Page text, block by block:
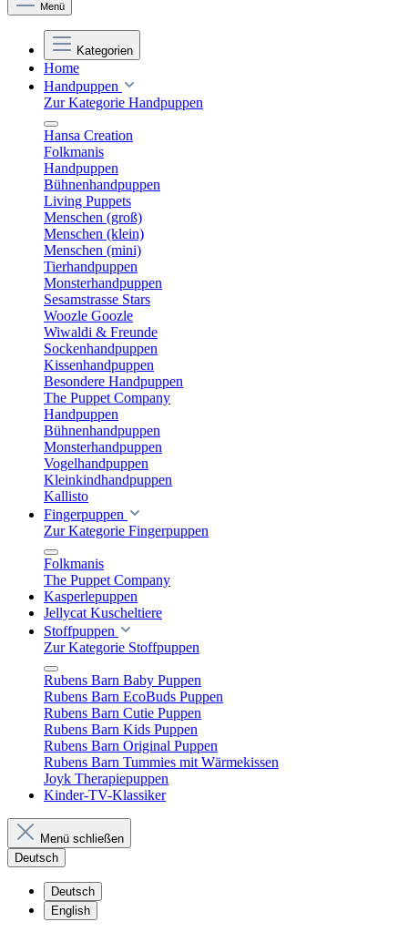
Menü
Kategorien
Home
Handpuppen
Zur Kategorie Handpuppen
Hansa Creation
Folkmanis
Handpuppen
Bühnenhandpuppen
Living Puppets
Menschen (groß)
Menschen (klein)
Menschen (mini)
Tierhandpuppen
Monsterhandpuppen
Sesamstrasse Stars
Woozle Goozle
Wiwaldi & Freunde
Sockenhandpuppen
Kissenhandpuppen
Besondere Handpuppen
The Puppet Company
Handpuppen
Bühnenhandpuppen
Monsterhandpuppen
Vogelhandpuppen
Kleinkindhandpuppen
Kallisto
Fingerpuppen
Zur Kategorie Fingerpuppen
Folkmanis
The Puppet Company
Kasperlepuppen
Jellycat Kuscheltiere
Stoffpuppen
Zur Kategorie Stoffpuppen
Rubens Barn Baby Puppen
Rubens Barn EcoBuds Puppen
Rubens Barn Cutie Puppen
Rubens Barn Kids Puppen
Rubens Barn Original Puppen
Rubens Barn Tummies mit Wärmekissen
Joyk Therapiepuppen
Kinder-TV-Klassiker
Menü schließen
Deutsch
Deutsch
English